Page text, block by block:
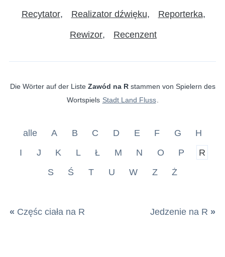
Recytator Realizator dźwięku Reporterka
Rewizor Recenzent
Die Wörter auf der Liste Zawód na Rstammen von Spielern des
Wortspiels Stadt Land Fluss
alle A B C D E F G
H
I
J K L Ł M N O P
R
S
Ś T U W Z Ż
« Częśc ciała na R Jedzenie na R »